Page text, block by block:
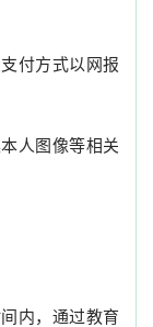
付方式以网报
人图像等相关
内，通过教育